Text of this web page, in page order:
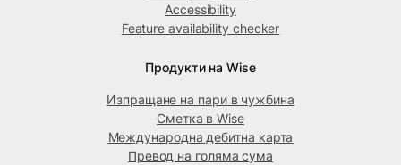
Accessibility
Feature availability checker
Продукти на Wise
Изпращане на пари в чужбина
Сметка в Wise
Международна дебитна карта
Превод на голяма сума